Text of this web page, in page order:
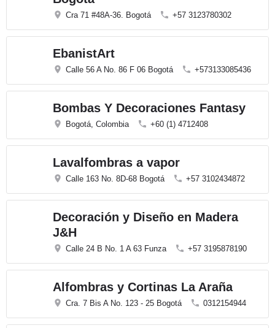
Cra 71 #48A-36. Bogotá +57 3123780302
EbanistArt
Calle 56 A No. 86 F 06 Bogotá +573133085436
Bombas Y Decoraciones Fantasy
Bogotá, Colombia +60 (1) 4712408
Lavalfombras a vapor
Calle 163 No. 8D-68 Bogotá +57 3102434872
Decoración y Diseño en Madera
J&H
Calle 24 B No. 1 A 63 Funza +57 3195878190
Alfombras y Cortinas La Araña
Cra. 7 Bis A No. 123 - 25 Bogotá 0312154944